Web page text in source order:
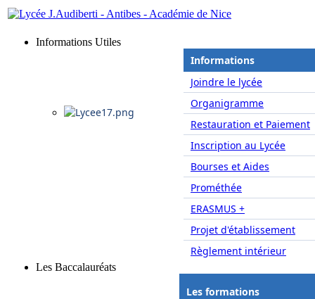
Informations Utiles
Informations
Joindre le lycée
Organigramme
Restauration et Paiement
Inscription au Lycée
Bourses et Aides
Prométhée
ERASMUS +
Projet d'établissement
Règlement intérieur
Les Baccalauréats
Les formations